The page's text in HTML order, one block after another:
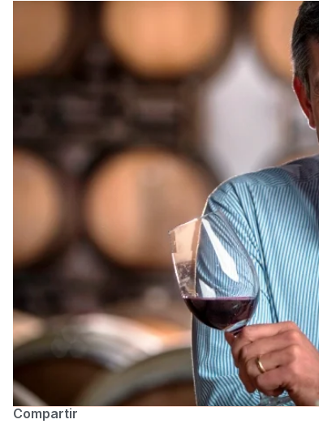
Compartir